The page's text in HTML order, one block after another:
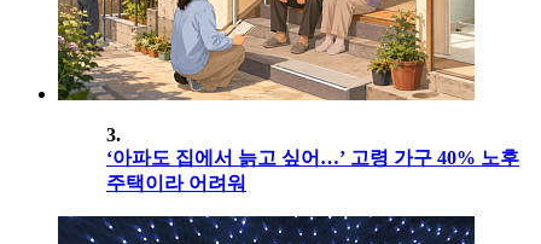
3.
‘아파도 집에서 늙고 싶어…’ 고령 가구 40% 노후
주택이라 어려워